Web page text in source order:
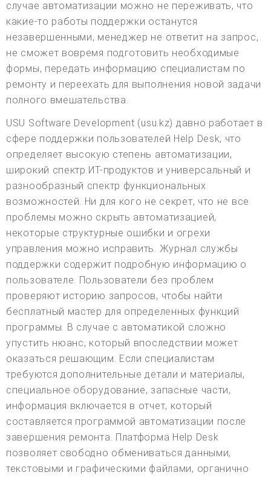
случае автоматизации можно не переживать, что
какие-то работы поддержки останутся
незавершенными, менеджер не ответит на запрос,
не сможет вовремя подготовить необходимые
формы, передать информацию специалистам по
ремонту и переехать для выполнения новой задачи
полного вмешательства.
USU Software Development (usu.kz) давно работает в
сфере поддержки пользователей Help Desk, что
определяет высокую степень автоматизации,
широкий спектр ИТ-продуктов и универсальный и
разнообразный спектр функциональных
возможностей. Ни для кого не секрет, что не все
проблемы можно скрыть автоматизацией,
некоторые структурные ошибки и огрехи
управления можно исправить. Журнал службы
поддержки содержит подробную информацию о
пользователе. Пользователи без проблем
проверяют историю запросов, чтобы найти
бесплатный мастер для определенных функций
программы. В случае с автоматикой сложно
упустить нюанс, который впоследствии может
оказаться решающим. Если специалистам
требуются дополнительные детали и материалы,
специальное оборудование, запасные части,
информация включается в отчет, который
составляется программой автоматизации после
завершения ремонта. Платформа Help Desk
позволяет свободно обмениваться данными,
текстовыми и графическими файлами, органично